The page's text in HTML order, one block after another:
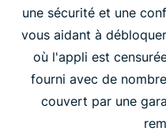
une sécurité et une
vous aidant à
où l'appli est
fourni avec de
couvert par une